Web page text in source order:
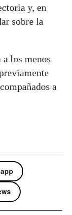
y, en
sobre la
a los menos
a